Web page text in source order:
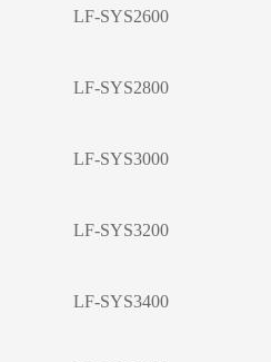
LF-SYS2600
LF-SYS2800
LF-SYS3000
LF-SYS3200
LF-SYS3400